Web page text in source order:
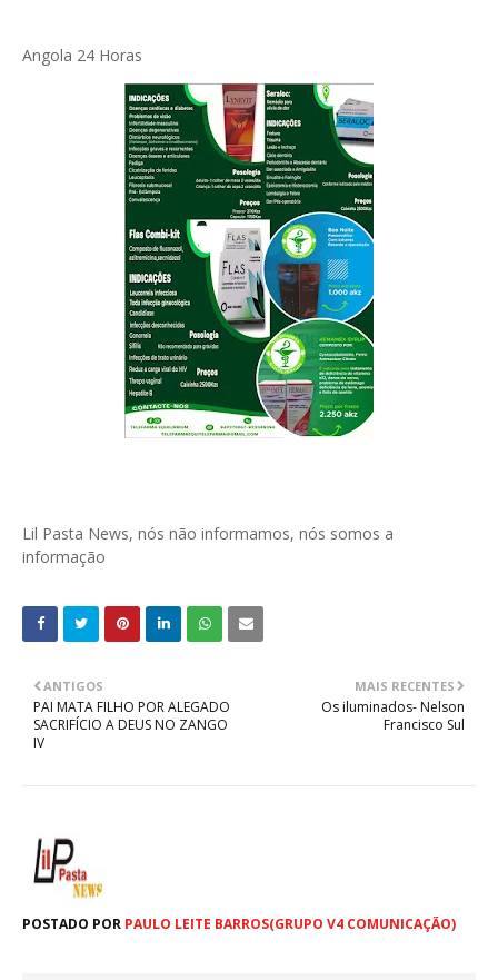
Angola 24 Horas
Lil Pasta News, nós não informamos, nós somos a
informação
MAIS RECENTES
Os iluminados- Nelson
Francisco Sul
ANTIGOS
PAI MATA FILHO POR ALEGADO
SACRIFÍCIO A DEUS NO ZANGO
IV
POSTADO POR PAULO LEITE BARROS(GRUPO V4 COMUNICAÇÃO)